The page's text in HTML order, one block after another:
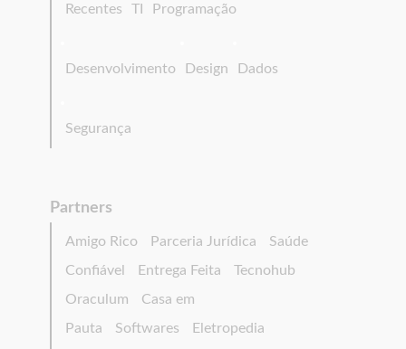
Recentes TI Programação
Desenvolvimento Design Dados
Segurança
Partners
Amigo Rico Parceria Jurídica
Saúde
Confiável
Entrega Feita
Tecnohub
Oraculum
Casa em
Pauta
Softwares Eletropedia